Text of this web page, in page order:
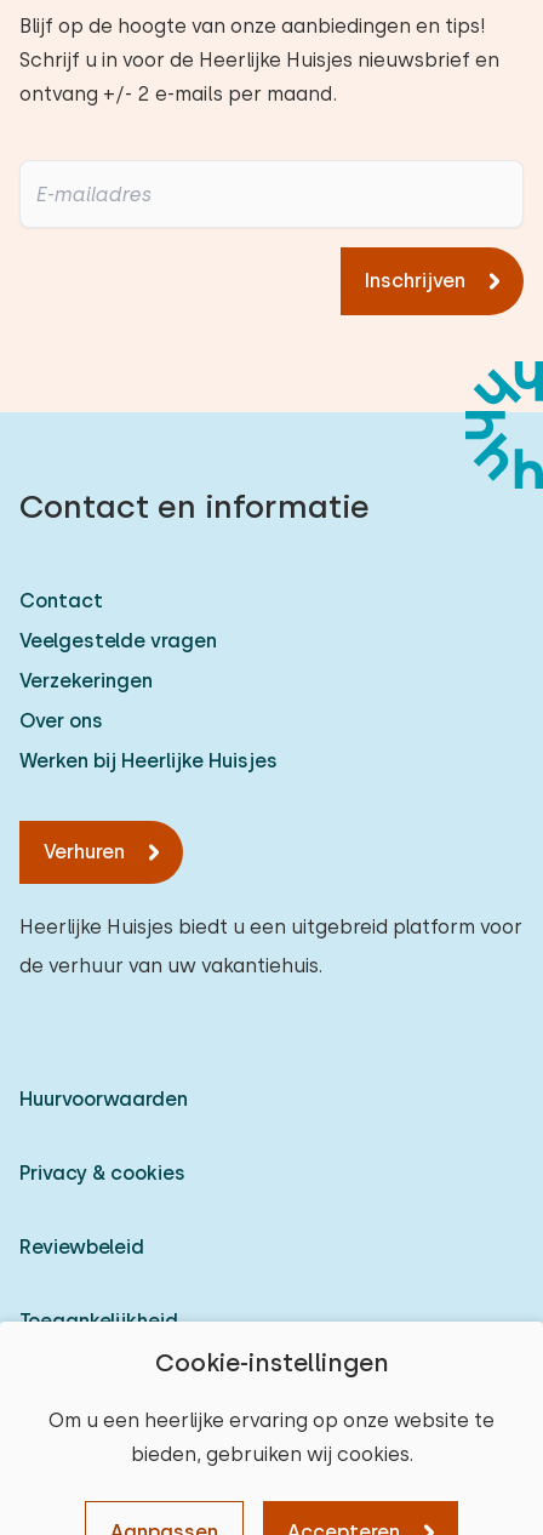
Cookie-instellingen
Om u een heerlijke ervaring op onze website te
bieden, gebruiken wij cookies.
Blijf op de hoogte van onze aanbiedingen en tips!
Schrijf u in voor de Heerlijke Huisjes nieuwsbrief en
ontvang +/- 2 e-mails per maand.
Inschrijven
Contact en informatie
Contact
Veelgestelde vragen
Verzekeringen
Over ons
Werken bij Heerlijke Huisjes
Verhuren
Heerlijke Huisjes biedt u een uitgebreid platform voor
de verhuur van uw vakantiehuis.
Huurvoorwaarden
Privacy & cookies
Reviewbeleid
Toegankelijkheid
© 2026 Heerlijke Huisjes (geregistreerd merk)